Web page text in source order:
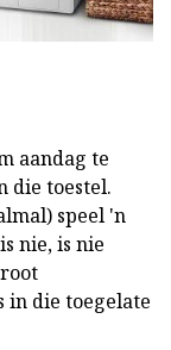
aandag te
die toestel.
speel 'n
nie, is nie
in die toegelate